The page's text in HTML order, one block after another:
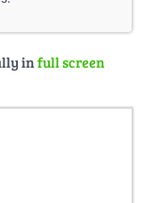
infull screen